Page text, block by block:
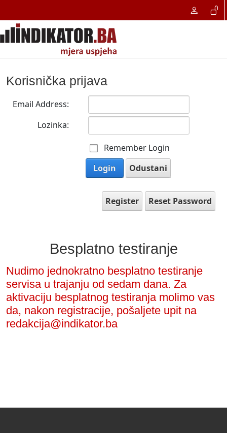
Korisnička prijava
Email Address:
Lozinka:
Remember Login
Login
Odustani
Register Reset Password
Besplatno testiranje
Nudimo jednokratno besplatno testiranje
servisa u trajanju od sedam dana. Za
aktivaciju besplatnog testiranja molimo vas
da, nakon registracije, pošaljete upit na
redakcija@indikator.ba